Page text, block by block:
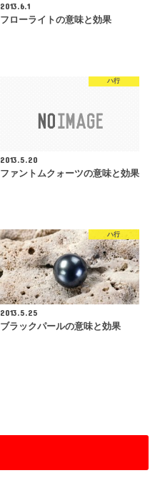
2013.6.1
フローライトの意味と効果
ハ行
2013.5.20
ファントムクォーツの意味と効果
ハ行
2013.5.25
ブラックパールの意味と効果